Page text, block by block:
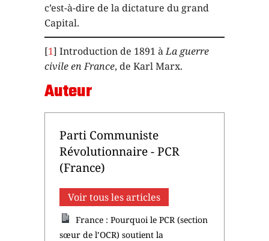
c’est-à-dire de la dictature du grand
Capital.
[1] Introduction de 1891 àLa guerre
civile en France, de Karl Marx.
Auteur
Parti Communiste
Révolutionnaire - PCR
(France)
Voir tous les articles
France : Pourquoi le PCR (section
sœur de l’OCR) soutient la